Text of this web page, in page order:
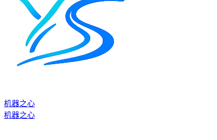
机器之心
机器之心